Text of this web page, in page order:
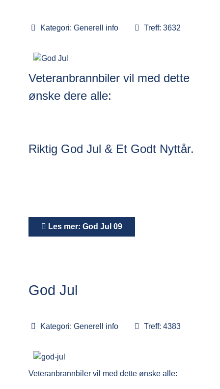
Kategori: Generell info Treff: 3632
Veteranbrannbiler vil med dette
ønske dere alle:
Riktig God Jul & Et Godt Nyttår.
Les mer: God Jul 09
God Jul
Kategori: Generell info Treff: 4383
Veteranbrannbiler vil med dette ønske alle: